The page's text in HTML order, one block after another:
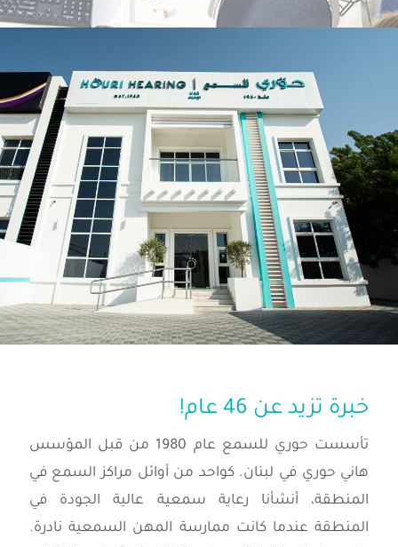
خبرة تزيد عن 46 عام!
تأسست حوري للسمع عام 1980 من قبل المؤسس
هاني حوري في لبنان. كواحد من أوائل مراكز السمع في
المنطقة، أنشأنا رعاية سمعية عالية الجودة في
المنطقة عندما كانت ممارسة المهن السمعية نادرة.